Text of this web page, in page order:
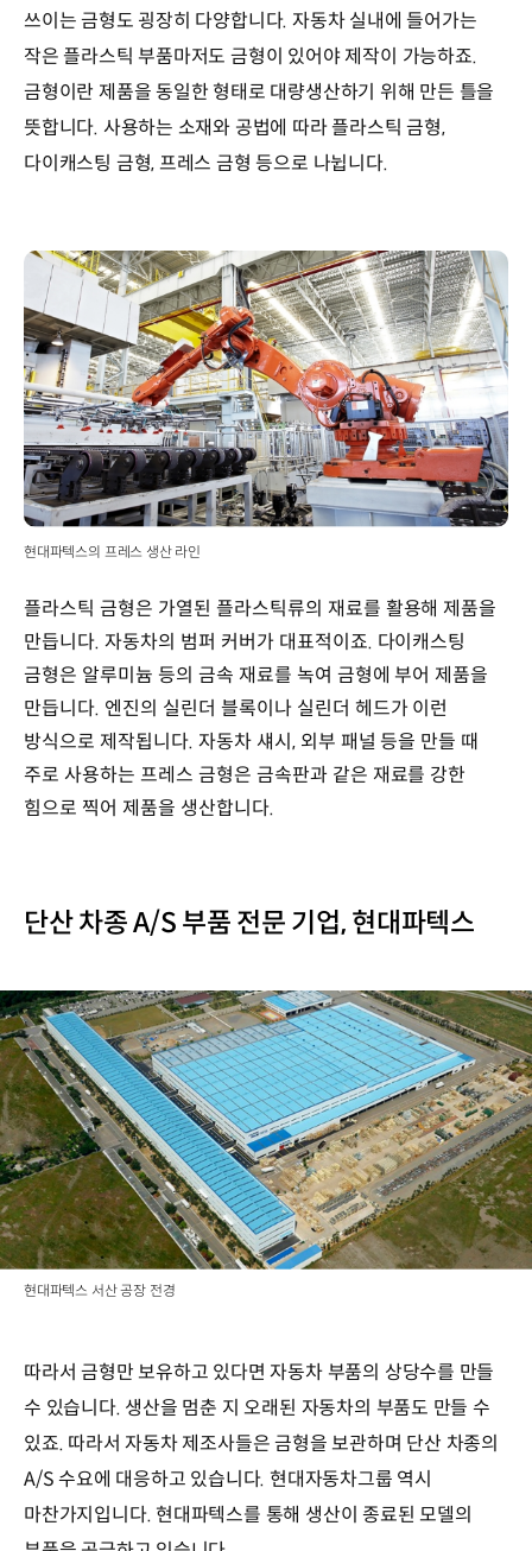
쓰이는 금형도 굉장히 다양합니다. 자동차 실내에 들어가는
작은 플라스틱 부품마저도 금형이 있어야 제작이 가능하죠.
금형이란 제품을 동일한 형태로 대량생산하기 위해 만든 틀을
뜻합니다. 사용하는 소재와 공법에 따라 플라스틱 금형,
다이캐스팅 금형, 프레스 금형 등으로 나뉩니다.
현대파텍스의 프레스 생산 라인
플라스틱 금형은 가열된 플라스틱류의 재료를 활용해 제품을
만듭니다. 자동차의 범퍼 커버가 대표적이죠. 다이캐스팅
금형은 알루미늄 등의 금속 재료를 녹여 금형에 부어 제품을
만듭니다. 엔진의 실린더 블록이나 실린더 헤드가 이런
방식으로 제작됩니다. 자동차 섀시, 외부 패널 등을 만들 때
주로 사용하는 프레스 금형은 금속판과 같은 재료를 강한
힘으로 찍어 제품을 생산합니다.
단산 차종 A/S 부품 전문 기업, 현대파텍스
현대파텍스 서산 공장 전경
따라서 금형만 보유하고 있다면 자동차 부품의 상당수를 만들
수 있습니다. 생산을 멈춘 지 오래된 자동차의 부품도 만들 수
있죠. 따라서 자동차 제조사들은 금형을 보관하며 단산 차종의
A/S 수요에 대응하고 있습니다. 현대자동차그룹 역시
마찬가지입니다. 현대파텍스를 통해 생산이 종료된 모델의